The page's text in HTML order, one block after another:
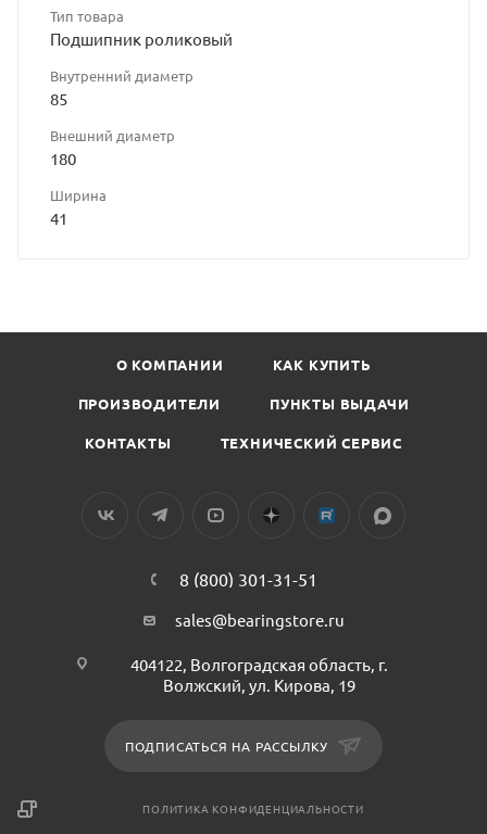
Тип товара
Подшипник роликовый
Внутренний диаметр
85
Внешний диаметр
180
Ширина
41
О КОМПАНИИ КАК КУПИТЬ
ПРОИЗВОДИТЕЛИ ПУНКТЫ ВЫДАЧИ
КОНТАКТЫ ТЕХНИЧЕСКИЙ СЕРВИС
8 (800) 301-31-51
sales@bearingstore.ru
404122, Волгоградская область, г.
Волжский, ул. Кирова, 19
ПОДПИСАТЬСЯ НА РАССЫЛКУ
ПОЛИТИКА КОНФИДЕНЦИАЛЬНОСТИ